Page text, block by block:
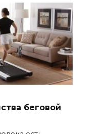
беговой